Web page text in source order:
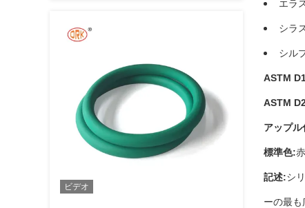
ビデオ
エラ
シラ
シル
ASTM
ASTM
アップ
標準色:
記述:シ
ーの最も